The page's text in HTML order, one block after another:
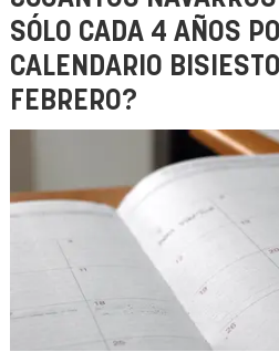
SÓLO CADA 4 AÑOS
CALENDARIO
FEBRERO?